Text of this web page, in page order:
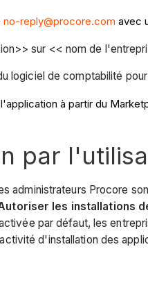
no-reply@procore.com avec
sur << nom de
logiciel de comptabilité
à partir du
par
administrateurs Procore
les installations
par défaut, les
d'installation des